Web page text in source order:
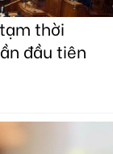
thời
đầu tiên